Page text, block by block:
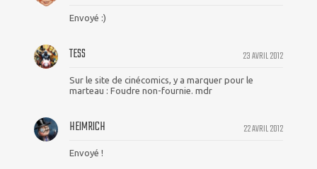
Envoyé :)
23 AVRIL 2012
TESS
Sur le site de cinécomics, y a marquer pour le
marteau : Foudre non-fournie. mdr
22 AVRIL 2012
HEIMRICH
Envoyé !